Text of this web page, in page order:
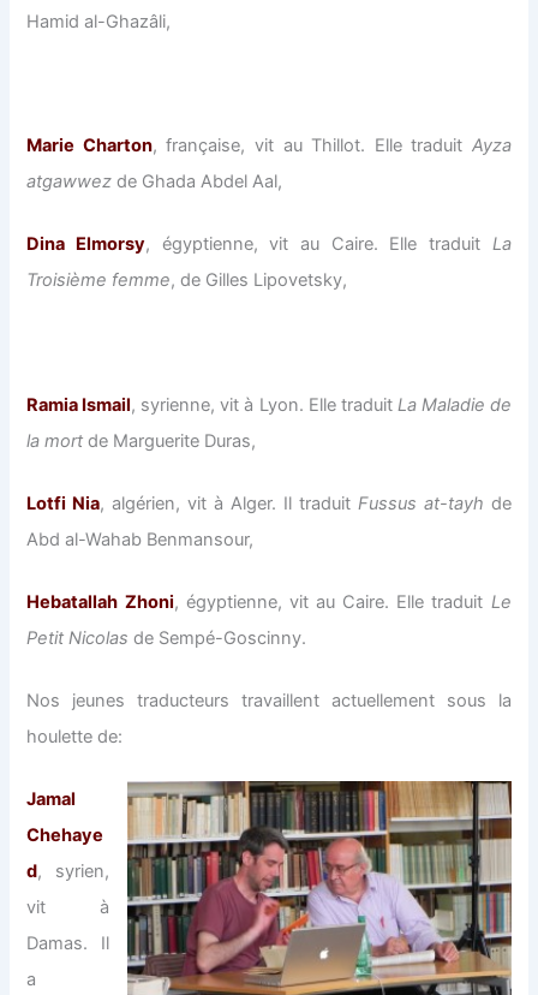
Hamid al-Ghazâli,
Marie Charton, française, vit au Thillot. Elle traduit Ayza
atgawwez de Ghada Abdel Aal,
Dina Elmorsy, égyptienne, vit au Caire. Elle traduitLa
Troisième femme, de Gilles Lipovetsky,
Ramia Ismail, syrienne, vit à Lyon. Elle traduitLa Maladie de
la mort de Marguerite Duras,
Lotfi Nia, algérien, vit à Alger. Il traduit Fussus at-tayh de
Abd al-Wahab Benmansour,
Hebatallah Zhoni, égyptienne, vit au Caire. Elle traduit Le
Petit Nicolas de Sempé-Goscinny.
Nos jeunes traducteurs travaillent actuellement sous la
houlette de:
Jamal
Chehaye
d, syrien,
vit à
Damas. Il
a